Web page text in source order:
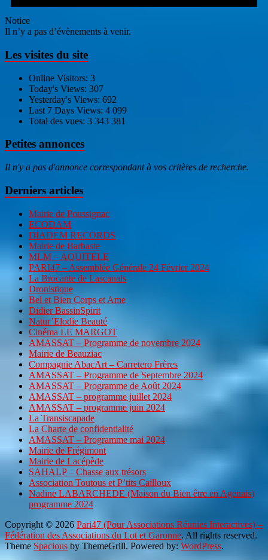
Notice
Il n’y a pas d’évènements à venir.
Les visites du site
Online Visitors: 3
Today's Views: 307
Yesterday's Views: 692
Last 7 Days Views: 4 099
Total des vues: 3 343 381
Petites annonces
Il n'y a pas d'annonce correspondant à vos critères de recherche.
Derniers articles
Mairie de Poussignac
ECODAM
DIADEM RECORDS
Mairie de Barbaste
MLM – AQUITELE
PARI47 – Assemblée Générale 24 Février 2024
La Brocante de Lascanals
Dronistique
Bel et Bien Corps et Ame
Didier BassinSpirit
Natur’Elodie Beauté
Cinéma LE MARGOT
AMASSAT – Programme de novembre 2024
Mairie de Beauziac
Compagnie AbacArt – Carretero Frères
AMASSAT – Programme de Septembre 2024
AMASSAT – Programme de Août 2024
AMASSAT – programme juillet 2024
AMASSAT – programme juin 2024
La Transiscapade
La Charte de confidentialité
AMASSAT – Programme mai 2024
Mairie de Frégimont
Mairie de Lacépède
SAHALP – Chasse aux trésors
Association Toutous et P’tits Cailloux
Nadine LABARCHEDE (Maison du Bien être en Agenais)
programme 2024
Copyright © 2026 Pari47 (Pour Associations Réunies Interactives) –
Fédération des Associations du Lot et Garonne. All rights reserved.
Theme Spacious by ThemeGrill. Powered by: WordPress.